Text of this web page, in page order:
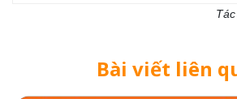
Bài viết liên